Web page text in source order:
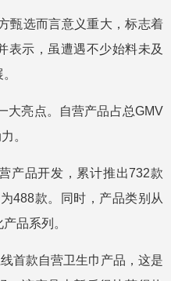
甄选而言意义重大，标志着
表示，虽遭遇不少始料未及
大亮点。自营产品占总GMV
。
产品开发，累计推出732款
488款。同时，产品类别从
品系列。
首款自营卫生巾产品，这是